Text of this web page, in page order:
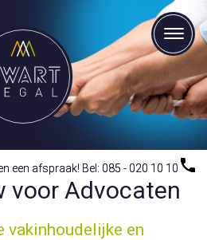
een afspraak! Bel: 085 - 020 10 10
een afspraak! Bel: 085 - 020 10 10
voor Advocaten
vakinhoudelijke en